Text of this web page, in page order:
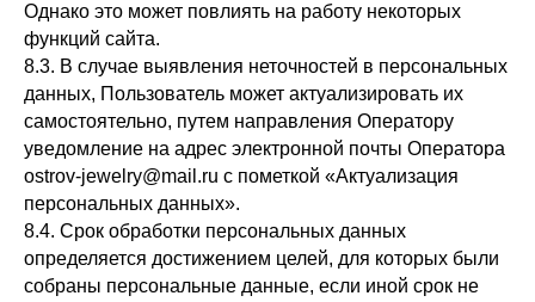
Однако это может повлиять на работу некоторых
функций сайта.
8.3. В случае выявления неточностей в персональных
данных, Пользователь может актуализировать их
самостоятельно, путем направления Оператору
уведомление на адрес электронной почты Оператора
ostrov-jewelry@mail.ru с пометкой «Актуализация
персональных данных».
8.4. Срок обработки персональных данных
определяется достижением целей, для которых были
собраны персональные данные, если иной срок не